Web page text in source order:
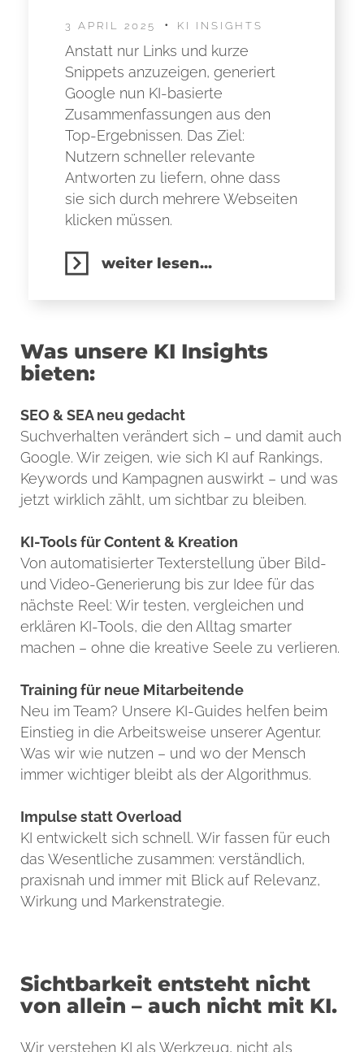
3 APRIL 2025 KI INSIGHTS
Anstatt nur Links und kurze
Snippets anzuzeigen, generiert
Google nun KI-basierte
Zusammenfassungen aus den
Top-Ergebnissen. Das Ziel:
Nutzern schneller relevante
Antworten zu liefern, ohne dass
sie sich durch mehrere Webseiten
klicken müssen.
weiter lesen...
Was unsere KI Insights
bieten:
SEO & SEA neu gedacht
Suchverhalten verändert sich – und damit auch
Google. Wir zeigen, wie sich KI auf Rankings,
Keywords und Kampagnen auswirkt – und was
jetzt wirklich zählt, um sichtbar zu bleiben.
KI-Tools für Content & Kreation
Von automatisierter Texterstellung über Bild-
und Video-Generierung bis zur Idee für das
nächste Reel: Wir testen, vergleichen und
erklären KI-Tools, die den Alltag smarter
machen – ohne die kreative Seele zu verlieren.
Training für neue Mitarbeitende
Neu im Team? Unsere KI-Guides helfen beim
Einstieg in die Arbeitsweise unserer Agentur.
Was wir wie nutzen – und wo der Mensch
immer wichtiger bleibt als der Algorithmus.
Impulse statt Overload
KI entwickelt sich schnell. Wir fassen für euch
das Wesentliche zusammen: verständlich,
praxisnah und immer mit Blick auf Relevanz,
Wirkung und Markenstrategie.
Sichtbarkeit entsteht nicht
von allein – auch nicht mit KI.
Wir verstehen KI als Werkzeug, nicht als